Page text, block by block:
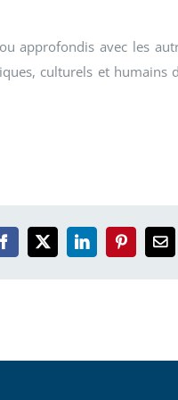
approfondis avec les
culturels et humains
Facebook
X LinkedInPinterest